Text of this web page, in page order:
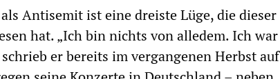
Antisemit ist eine dreiste Lüge, die dieser
hat. „Ich bin nichts von alledem. Ich war
er bereits im vergangenen Herbst auf